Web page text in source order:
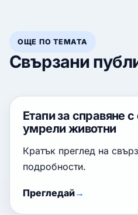
ОЩЕ ПО ТЕМАТА
Свързани
Етапи за справяне
умрели животни
Кратък преглед на
подробности.
Прегледай